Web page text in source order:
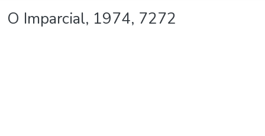
Digital
O Imparcial, 1974, 7272